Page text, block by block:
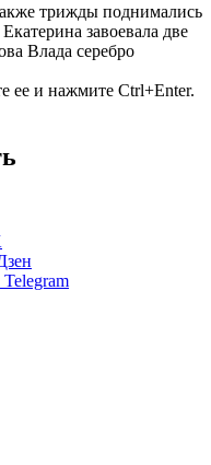
трижды поднимались
завоевала две
Влада серебро
ее и нажмите Ctrl+Enter.